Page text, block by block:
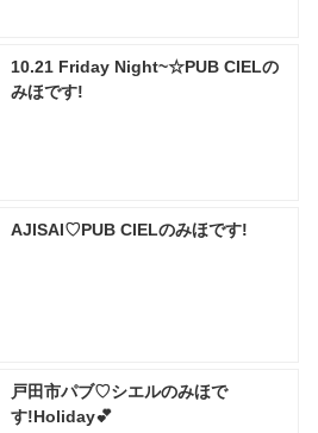
10.21 Friday Night~☆PUB CIELの
みほです!
AJISAI♡ PUB CIELのみほです!
戸田市パブ♡ シエルのみほで
す!Holiday💕